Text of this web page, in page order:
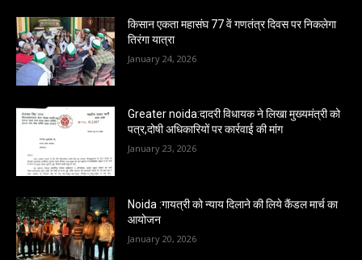
किसान एकता महासंघ 77 वें गणतंत्र दिवस पर निकलेगा
तिरंगा यात्रा
January 24, 2026
Greater noida:दादरी विधायक ने लिखा मुख्यमंत्री को
पत्र,दोषी अधिकारियों पर कार्रवाई की मांग
January 23, 2026
Noida :गायत्री को न्याय दिलाने की लिये कैंडल मार्च का
आयोजन
January 20, 2026